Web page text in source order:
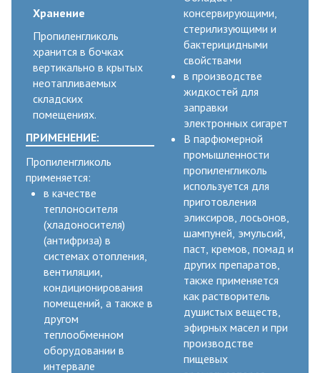
Хранение
Пропиленгликоль
хранится в бочках
вертикально в крытых
неотапливаемых
складских
помещениях.
ПРИМЕНЕНИЕ:
Пропиленгликоль
применяется:
в качестве
теплоносителя
(хладоносителя)
(антифриза) в
системах отопления,
вентиляции,
кондиционирования
помещений, а также в
другом
теплообменном
оборудовании в
интервале
консервирующими,
стерилизующими и
бактерицидными
свойствами
в производстве
жидкостей для
заправки
электронных сигарет
В парфюмерной
промышленности
пропиленгликоль
используется для
приготовления
эликсиров, лосьонов,
шампуней, эмульсий,
паст, кремов, помад и
других препаратов,
также применяется
как растворитель
душистых веществ,
эфирных масел и при
производстве
пищевых